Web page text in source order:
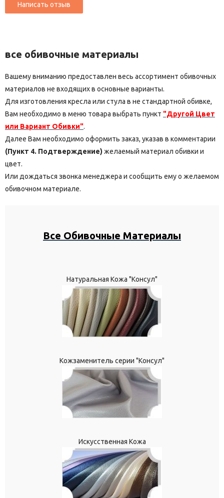
все обивочные материалы
Вашему вниманию предоставлен весь ассортимент обивочных
материалов не входящих в основные варианты.
Для изготовления кресла или стула в не стандартной обивке,
Вам необходимо в меню товара выбрать пункт "Другой Цвет
или Вариант Обивки".
Далее Вам необходимо оформить заказ, указав в комментарии
(Пункт 4. Подтверждение) желаемый материал обивки и
цвет.
Или дождаться звонка менеджера и сообщить ему о желаемом
обивочном материале.
Все Обивочные Материалы
Натуральная Кожа "Консул"
Кожзаменитель серии "Консул"
Искусственная Кожа